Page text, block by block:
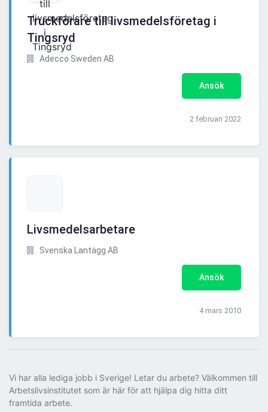
Truckförare till livsmedelsföretag i
Tingsryd
Adecco Sweden AB
Ansök
2 februari 2022
Livsmedelsarbetare
Svenska Lantägg AB
Ansök
4 mars 2010
Vi har alla lediga jobb i Sverige! Letar du arbete? Välkommen till
Arbetslivsinstitutet som är här för att hjälpa dig hitta ditt
framtida arbete.